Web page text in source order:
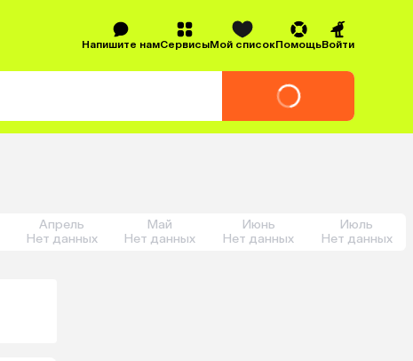
Напишите намСервисыМой списокПомощьВойти
Апрель
Нет данных
Май
Нет данных
Июнь
Нет данных
Июль
Нет данных